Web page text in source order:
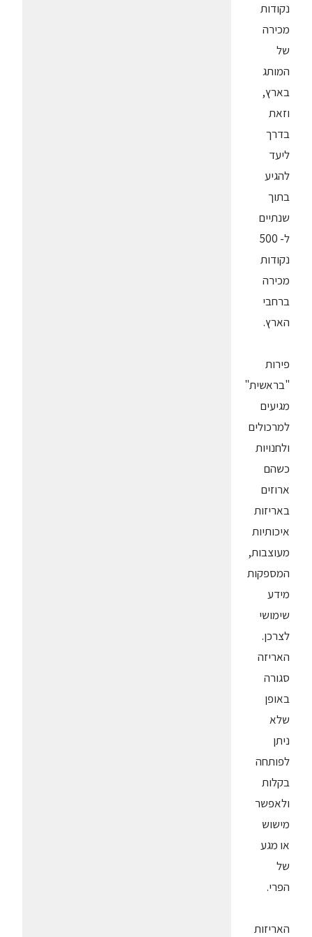
נקודות
מכירה
של
המותג
בארץ,
וזאת
בדרך
ליעד
להגיע
בתוך
שנתיים
ל- 500
נקודות
מכירה
ברחבי
הארץ.
פירות
"בראשית"
מגיעים
למרכולים
ולחנויות
כשהם
ארוזים
באריזות
איכותיות
מעוצבות,
המספקות
מידע
שימושי
לצרכן.
האריזה
סגורה
באופן
שלא
ניתן
לפותחה
בקלות
ולאפשר
מישוש
או מגע
של
הפרי.
האריזות